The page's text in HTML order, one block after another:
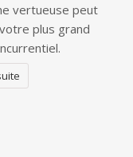
vertueuse peut
plus grand